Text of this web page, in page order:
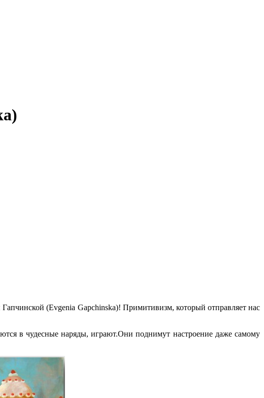
(Evgenia Gapchinska)! Примитивизм, который отправляет нас
в чудесные наряды, играют.Они поднимут настроение даже самому